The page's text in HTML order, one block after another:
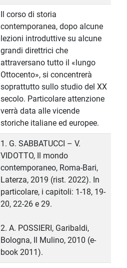
Il corso di storia
contemporanea, dopo alcune
lezioni introduttive su alcune
grandi direttrici che
attraversano tutto il «lungo
Ottocento», si concentrerà
soprattutto sullo studio del XX
secolo. Particolare attenzione
verrà data alle vicende
storiche italiane ed europee.
1. G. SABBATUCCI – V.
VIDOTTO, Il mondo
contemporaneo, Roma-Bari,
Laterza, 2019 (rist. 2022). In
particolare, i capitoli: 1-18, 19-
20, 22-26 e 29.
2. A. POSSIERI, Garibaldi,
Bologna, Il Mulino, 2010 (e-
book 2011).